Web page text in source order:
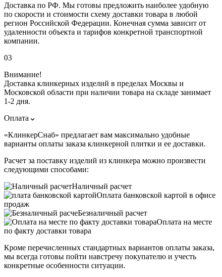
Доставка по РФ. Мы готовы предложить наиболее удобную
по скорости и стоимости схему доставки товара в любой
регион Российской Федерации. Конечная сумма зависит от
удаленности объекта и тарифов конкретной транспортной
компании.
03
Внимание!
Доставка клинкерных изделий в пределах Москвы и
Московской области при наличии товара на складе занимает
1-2 дня.
Оплата
«КлинкерСнаб» предлагает вам максимально удобные
варианты оплаты заказа клинкерной плитки и ее доставки.
Расчет за поставку изделий из клинкера можно произвести
следующими способами:
Наличный расчет
Оплата банковской картой в офисе
продаж
Безналичный расчет
Оплата на месте
по факту доставки товара
Кроме перечисленных стандартных вариантов оплаты заказа,
мы всегда готовы пойти навстречу покупателю и учесть
конкретные особенности ситуации.